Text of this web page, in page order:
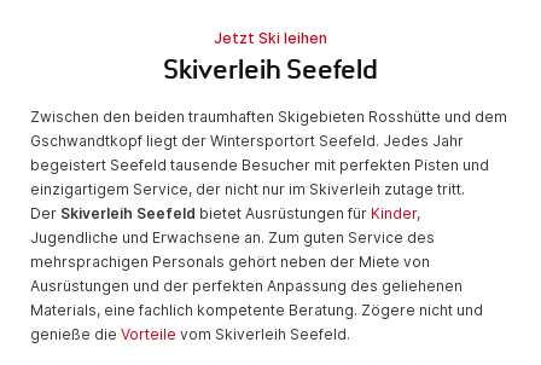
Jetzt Ski leihen
Skiverleih Seefeld
Zwischen den beiden traumhaften Skigebieten Rosshütte und dem
Gschwandtkopf liegt der Wintersportort Seefeld. Jedes Jahr
begeistert Seefeld tausende Besucher mit perfekten Pisten und
einzigartigem Service, der nicht nur im Skiverleih zutage tritt.
Der Skiverleih Seefeld bietet Ausrüstungen für Kinder,
Jugendliche und Erwachsene an. Zum guten Service des
mehrsprachigen Personals gehört neben der Miete von
Ausrüstungen und der perfekten Anpassung des geliehenen
Materials, eine fachlich kompetente Beratung. Zögere nicht und
genieße die Vorteile vom Skiverleih Seefeld.